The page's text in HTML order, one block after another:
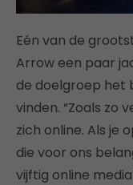
Eén van de
Arrow een paar
de doelgroep het
vinden. “Zoals zo
zich online. Als je
die voor ons
vijftig online